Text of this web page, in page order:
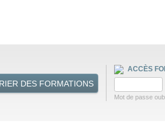
DES FORMATIONS
ACCÈS
Mot de passe